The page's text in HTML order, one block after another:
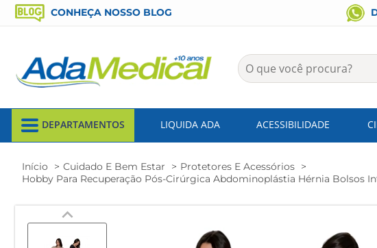
CONHEÇA NOSSO BLOG
DEPARTAMENTOS LIQUIDA ADA ACESSIBILIDADE
Início Cuidado E Bem Estar
Protetores E Acessórios
Hobby Para Recuperação Pós-Cirúrgica Abdominoplástia Hérnia Bolsos